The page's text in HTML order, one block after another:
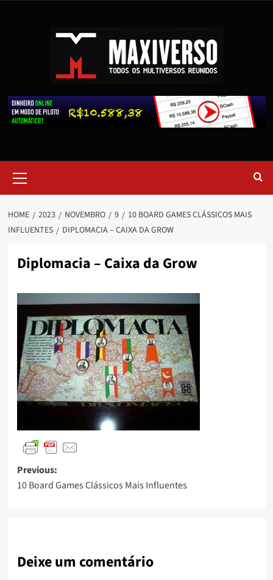
HOME 2023 NOVEMBRO 9
10 BOARD GAMES CLÁSSICOS MAIS
INFLUENTES
DIPLOMACIA – CAIXA DA GROW
Diplomacia – Caixa da Grow
Previous:
10 Board Games Clássicos Mais Influentes
Deixe um comentário